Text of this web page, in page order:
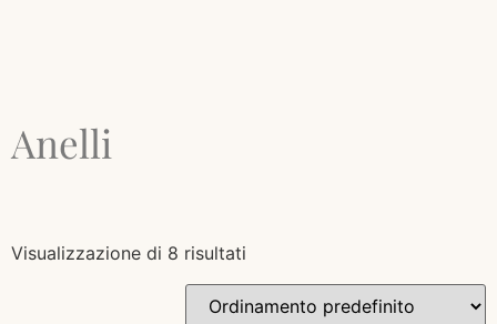
Anelli
Visualizzazione di 8 risultati